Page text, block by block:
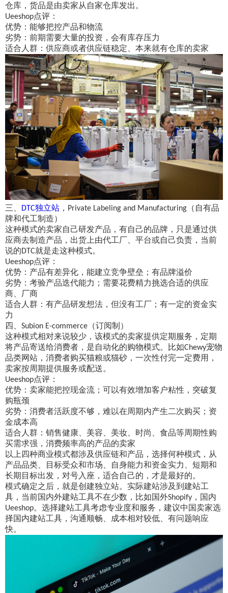
仓库，货品是由卖家从自家仓库发出。
Ueeshop点评：
优势：能够把控产品和物流
劣势：前期需要大量的投资，会有库存压力
适合人群：供应商或者供应链稳定、本来就有仓库的卖家
三、 DTC独立站 ， Private Labeling and Manufacturing （自有品
牌和代工制造）
这种模式的卖家自己研发产品，有自己的品牌 ， 只是通过供
应商去制造产品 ， 出货上由代工厂、平台或自己负责， 当前
说的DTC就是走这种模式。
Ueeshop点评：
优势：产品有差异化， 能建立竞争壁垒； 有品牌溢价
劣势：考验产品迭代能力 ； 需要花费精力挑选合适的供应
商
厂商
适合人群：有产品研发想法，但没有工厂 ； 有一定的资金实
力
四、 Subion E-commerce （订阅制）
这种模式相对来说较少，该模式的卖家提供定期服务，定期
将产品寄送给消费者 ， 是自动化的购物模式。比如Chewy宠物
品类网站，消费者购买猫粮或猫砂，一次性付完一定费用，
卖家按周期提供服务或配送。
Ueeshop点评：
优势： 卖家能把控现金流 ； 可以有效增加客户粘性，突破复
购瓶颈
劣势：消费者活跃度不够，难以在周期内产生二次购买 ； 资
金成本高
适合人群： 销售健康、美容、美妆、时尚、食品等周期性购
买需求强，消费频率高的产品的卖家
以上四种商业模式都涉及供应链和产品，选择何种模式，从
产品品类、目标受众和市场、自身能力和资金实力、短期和
长期目标出发，对号入座，适合自己的，才是最好的。
模式确定之后，就是创建独立站。实际建站涉及到建站工
具，当前国内外建站工具不在少数， 比如国外Shopify ，国内
Ueeshop。选择建站工具考虑专业度和服务，建议中国卖家选
择国内建站工具，沟通顺畅、成本相对较低、有问题响应
快。